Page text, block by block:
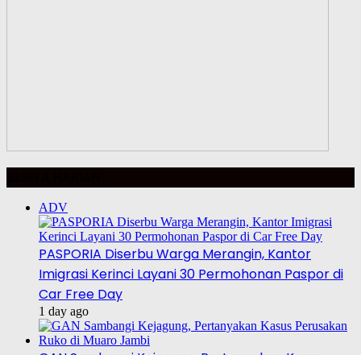
ADV
PASPORIA Diserbu Warga Merangin, Kantor
Imigrasi Kerinci Layani 30 Permohonan Paspor di
Car Free Day
1 day ago